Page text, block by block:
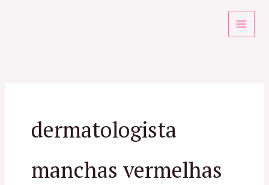
dermatologista
manchas vermelhas